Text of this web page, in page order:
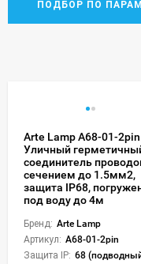
ПОДБОР ПО
Arte Lamp A68-01-2pin
Уличный
соединитель
сечением до 1.5мм2,
защита IP68,
под воду до 4м
Бренд: Arte Lamp
Артикул: A68-01-2pin
Защита IP: 68